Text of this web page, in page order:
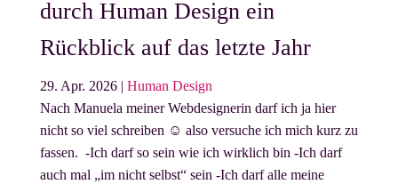
durch Human Design ein
Rückblick auf das letzte Jahr
29. Apr. 2026| Human Design
Nach Manuela meiner Webdesignerin darf ich ja hier
nicht so viel schreiben ☺️ also versuche ich mich kurz zu
fassen. -Ich darf so sein wie ich wirklich bin -Ich darf
auch mal „im nicht selbst“ sein -Ich darf alle meine